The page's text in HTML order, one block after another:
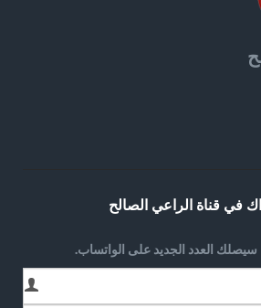
في قناة الراعي الصالح
العدد الجديد على الواتساب.